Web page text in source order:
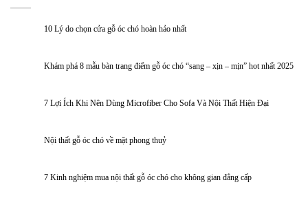
10 Lý do chọn cửa gỗ óc chó hoàn hảo nhất
Khám phá 8 mẫu bàn trang điểm gỗ óc chó “sang – xịn – mịn” hot nhất 2025
7 Lợi Ích Khi Nên Dùng Microfiber Cho Sofa Và Nội Thất Hiện Đại
Nội thất gỗ óc chó về mặt phong thuỷ
7 Kinh nghiệm mua nội thất gỗ óc chó cho không gian đẳng cấp